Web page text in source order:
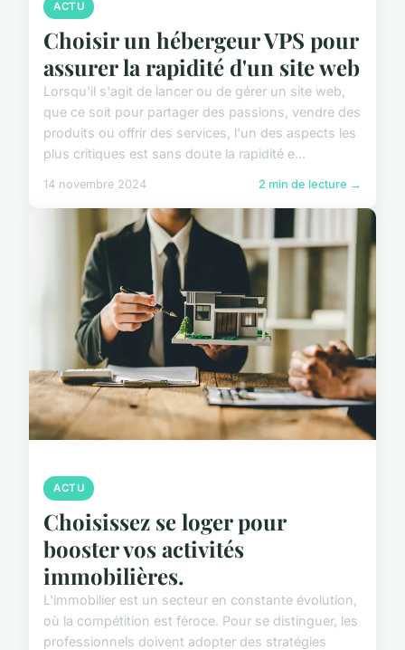
ACTU
Choisir un hébergeur VPS pour
assurer la rapidité d'un site web
Lorsqu'il s'agit de lancer ou de gérer un site web,
que ce soit pour partager des passions, vendre des
produits ou offrir des services, l'un des aspects les
plus critiques est sans doute la rapidité e...
14 novembre 2024 2 min de lecture →
ACTU
Choisissez se loger pour
booster vos activités
immobilières.
L'immobilier est un secteur en constante évolution,
où la compétition est féroce. Pour se distinguer, les
professionnels doivent adopter des stratégies